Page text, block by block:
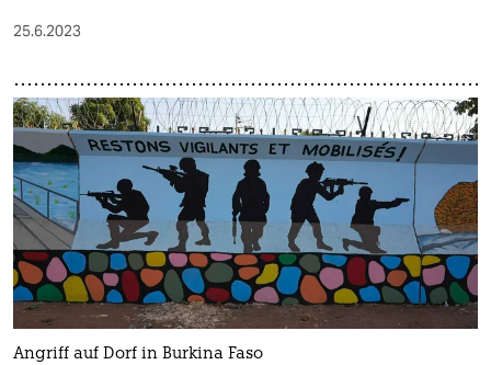
25.6.2023
Angriff auf Dorf in Burkina Faso